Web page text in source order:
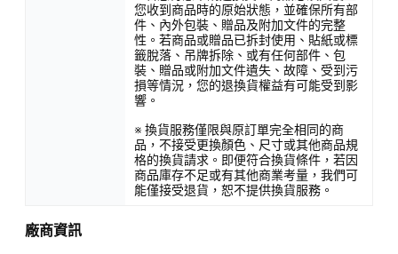
您收到商品時的原始狀態，並確保所有部
件、內外包裝、贈品及附加文件的完整
性。若商品或贈品已拆封使用、貼紙或標
籤脫落、吊牌拆除、或有任何部件、包
裝、贈品或附加文件遺失、故障、受到污
損等情況，您的退換貨權益有可能受到影
響。
※ 換貨服務僅限與原訂單完全相同的商
品，不接受更換顏色、尺寸或其他商品規
格的換貨請求。即便符合換貨條件，若因
商品庫存不足或有其他商業考量，我們可
能僅接受退貨，恕不提供換貨服務。
廠商資訊